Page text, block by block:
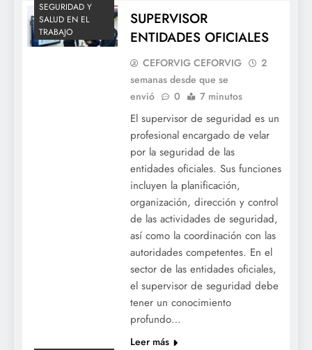
SEGURIDAD Y
SALUD EN EL
TRABAJO
SUPERVISOR
ENTIDADES OFICIALES
CEFORVIG CEFORVIG
2
semanas desde que se
envió
0 7 minutos
El supervisor de seguridad es un
profesional encargado de velar
por la seguridad de las
entidades oficiales. Sus funciones
incluyen la planificación,
organización, dirección y control
de las actividades de seguridad,
así como la coordinación con las
autoridades competentes. En el
sector de las entidades oficiales,
el supervisor de seguridad debe
tener un conocimiento
profundo…
Leer más